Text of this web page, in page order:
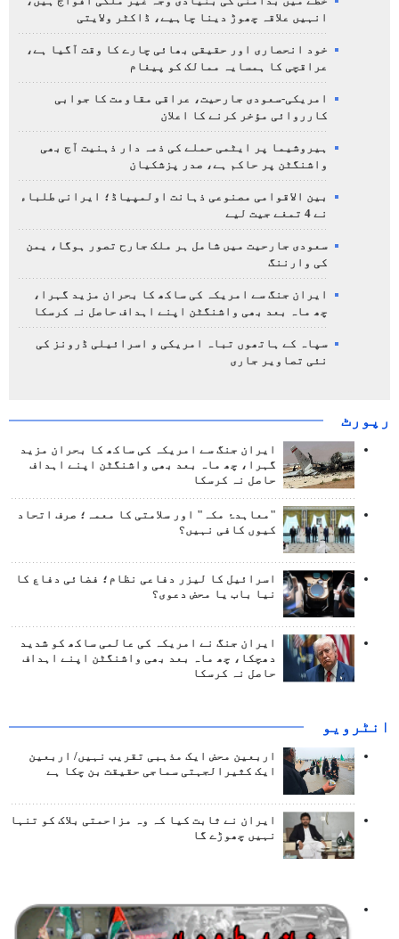
انہیں علاقہ چھوڑ دینا چاہیے، ڈاکٹر ولایتی
خود انحصاری اور حقیقی بھائی چارے کا وقت آگیا ہے،
عراقچی کا ہمسایہ ممالک کو پیغام
امریکی-سعودی جارحیت، عراقی مقاومت کا جوابی
کارروائی مؤخر کرنے کا اعلان
ہیروشیما پر ایٹمی حملے کی ذمہ دار ذہنیت آج بھی
واشنگٹن پر حاکم ہے، صدر پزشکیان
بین الاقوامی مصنوعی ذہانت اولمپیاڈ؛ ایرانی طلباء
نے 4 تمغے جیت لیے
سعودی جارحیت میں شامل ہر ملک جارح تصور ہوگا، یمن
کی وارننگ
ایران جنگ سے امریکہ کی ساکھ کا بحران مزید گہرا،
چھ ماہ بعد بھی واشنگٹن اپنے اہداف حاصل نہ کرسکا
سپاہ کے ہاتھوں تباہ امریکی و اسرائیلی ڈرونز کی
نئی تصاویر جاری
رپورٹ
ایران جنگ سے امریکہ کی ساکھ کا بحران مزید
گہرا، چھ ماہ بعد بھی واشنگٹن اپنے اہداف
حاصل نہ کرسکا
"معاہدۂ مکہ" اور سلامتی کا معمہ؛ صرف اتحاد
کیوں کافی نہیں؟
اسرائیل کا لیزر دفاعی نظام؛ فضائی دفاع کا
نیا باب یا محض دعوی؟
ایران جنگ نے امریکہ کی عالمی ساکھ کو شدید
دھچکا، چھ ماہ بعد بھی واشنگٹن اپنے اہداف
حاصل نہ کرسکا
انٹرويو
اربعین محض ایک مذہبی تقریب نہیں/ اربعین
ایک کثیرالجہتی سماجی حقیقت بن چکا ہے
ایران نے ثابت کیا کہ وہ مزاحمتی بلاک کو تنہا
نہیں چھوڑے گا